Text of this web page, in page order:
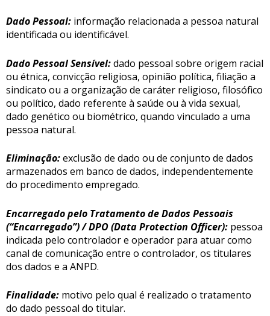
Dado Pessoal: informação relacionada a pessoa natural
identificada ou identificável.
Dado Pessoal Sensível:dado pessoal sobre origem racial
ou étnica, convicção religiosa, opinião política, filiação a
sindicato ou a organização de caráter religioso, filosófico
ou político, dado referente à saúde ou à vida sexual,
dado genético ou biométrico, quando vinculado a uma
pessoa natural.
Eliminação:exclusão de dado ou de conjunto de dados
armazenados em banco de dados, independentemente
do procedimento empregado.
Encarregado pelo Tratamento de Dados Pessoais
(“Encarregado”) / DPO (Data Protection Officer): pessoa
indicada pelo controlador e operador para atuar como
canal de comunicação entre o controlador, os titulares
dos dados e a ANPD.
Finalidade: motivo pelo qual é realizado o tratamento
do dado pessoal do titular.